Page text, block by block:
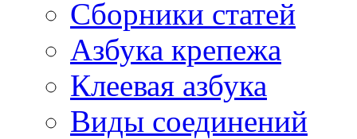
Сборники статей
Азбука крепежа
Клеевая азбука
Виды соединений